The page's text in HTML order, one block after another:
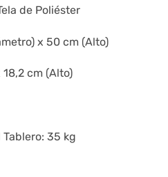
de Poliéster
x 50 cm (Alto)
cm (Alto)
35 kg